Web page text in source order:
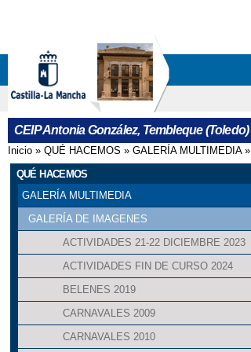
CEIP Antonia González, Tembleque (Toledo)
Se encuentra usted aquí
Inicio » QUÉ HACEMOS » GALERÍA MULTIMEDIA»
QUÉ HACEMOS
GALERÍA MULTIMEDIA
GALERÍA DE IMAGENES
ACTIVIDADES 21-22 DICIEMBRE 2023
ACTIVIDADES FIN DE CURSO 2024
BELENES 2019
CARNAVALES 2009
CARNAVALES 2010